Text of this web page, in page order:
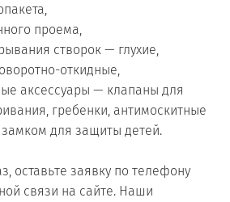
проема,
створок — глухие,
откидные,
аксессуары — клапаны для
гребенки, антимоскитные
замком для защиты детей.
оставьте заявку по телефону
связи на сайте. Наши